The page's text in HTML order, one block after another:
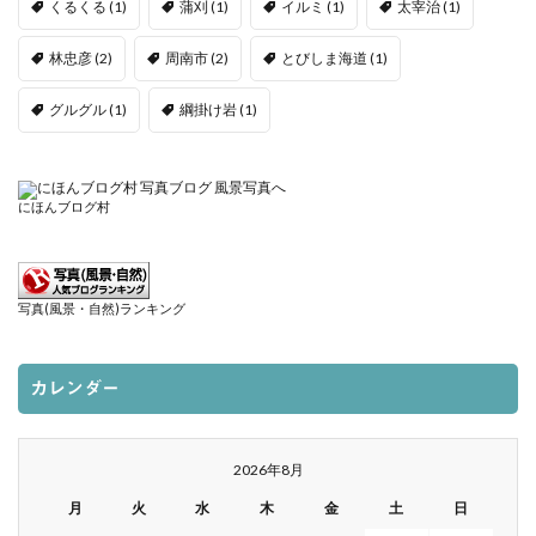
くるくる (1) 蒲刈 (1) イルミ (1) 太宰治(1)
林忠彦(2) 周南市(2) とびしま海道 (1)
グルグル(1) 綱掛け岩(1)
にほんブログ村
写真(風景・自然)ランキング
カレンダー
2026年8月
月 火 水 木 金 土 日